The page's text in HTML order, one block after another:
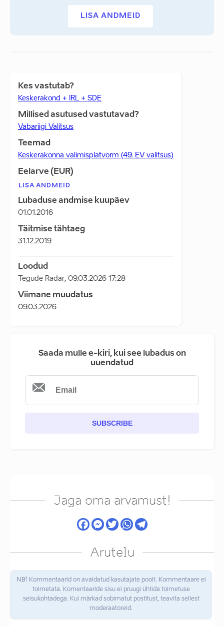
LISA ANDMEID
Kes vastutab?
Keskerakond + IRL + SDE
Millised asutused vastutavad?
Vabariigi Valitsus
Teemad
Keskerakonna valimisplatvorm (49. EV valitsus)
Eelarve (EUR)
LISA ANDMEID
Lubaduse andmise kuupäev
01.01.2016
Täitmise tähtaeg
31.12.2019
Loodud
Tegude Radar, 09.03.2026 17:28
Viimane muudatus
09.03.2026
Saada mulle e-kiri, kui see lubadus on
uuendatud
SUBSCRIBE
Jaga oma arvamust!
Arutelu
NB! Kommentaarid on avaldatud kasutajate poolt. Kommentaare ei
toimetata. Komentaaride sisu ei pruugi ühtida toimetuse
seisukohtadega. Kui märkad sobimatut postitust, teavita sellest
moderaatoreid.